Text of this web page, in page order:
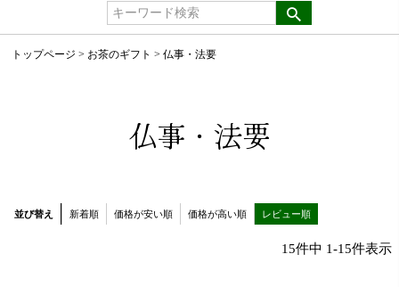
トップページ お茶のギフト 仏事・法要
仏事・法要
並び替え 新着順 価格が安い順 価格が高い順 レビュー順
15件中 1-15件表示